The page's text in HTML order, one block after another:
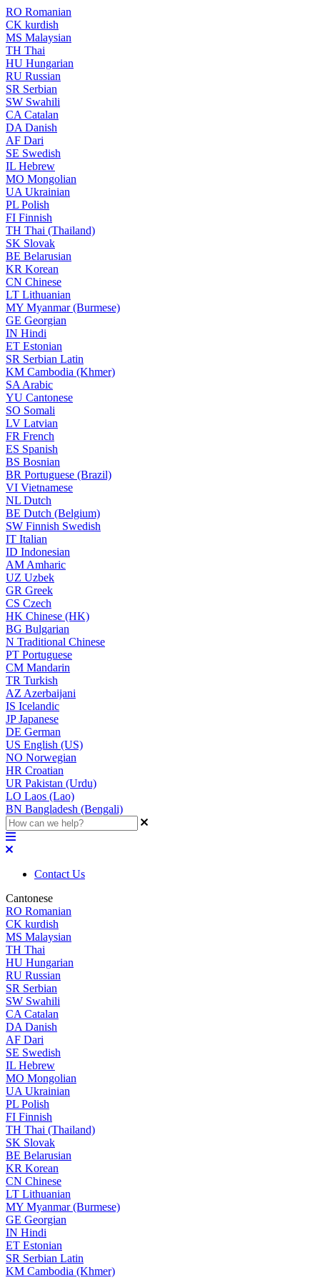
RO Romanian
CK kurdish
MS Malaysian
TH Thai
HU Hungarian
RU Russian
SR Serbian
SW Swahili
CA Catalan
DA Danish
AF Dari
SE Swedish
IL Hebrew
MO Mongolian
UA Ukrainian
PL Polish
FI Finnish
TH Thai (Thailand)
SK Slovak
BE Belarusian
KR Korean
CN Chinese
LT Lithuanian
MY Myanmar (Burmese)
GE Georgian
IN Hindi
ET Estonian
SR Serbian Latin
KM Cambodia (Khmer)
SA Arabic
YU Cantonese
SO Somali
LV Latvian
FR French
ES Spanish
BS Bosnian
BR Portuguese (Brazil)
VI Vietnamese
NL Dutch
BE Dutch (Belgium)
SW Finnish Swedish
IT Italian
ID Indonesian
AM Amharic
UZ Uzbek
GR Greek
CS Czech
HK Chinese (HK)
BG Bulgarian
N Traditional Chinese
PT Portuguese
CM Mandarin
TR Turkish
AZ Azerbaijani
IS Icelandic
JPJapanese
DE German
US English (US)
NO Norwegian
HR Croatian
UR Pakistan (Urdu)
LO Laos (Lao)
BN Bangladesh (Bengali)
Contact Us
Cantonese
RO Romanian
CK kurdish
MS Malaysian
TH Thai
HU Hungarian
RU Russian
SR Serbian
SW Swahili
CA Catalan
DA Danish
AF Dari
SE Swedish
IL Hebrew
MO Mongolian
UA Ukrainian
PL Polish
FI Finnish
TH Thai (Thailand)
SK Slovak
BE Belarusian
KR Korean
CN Chinese
LT Lithuanian
MY Myanmar (Burmese)
GE Georgian
IN Hindi
ET Estonian
SR Serbian Latin
KM Cambodia (Khmer)